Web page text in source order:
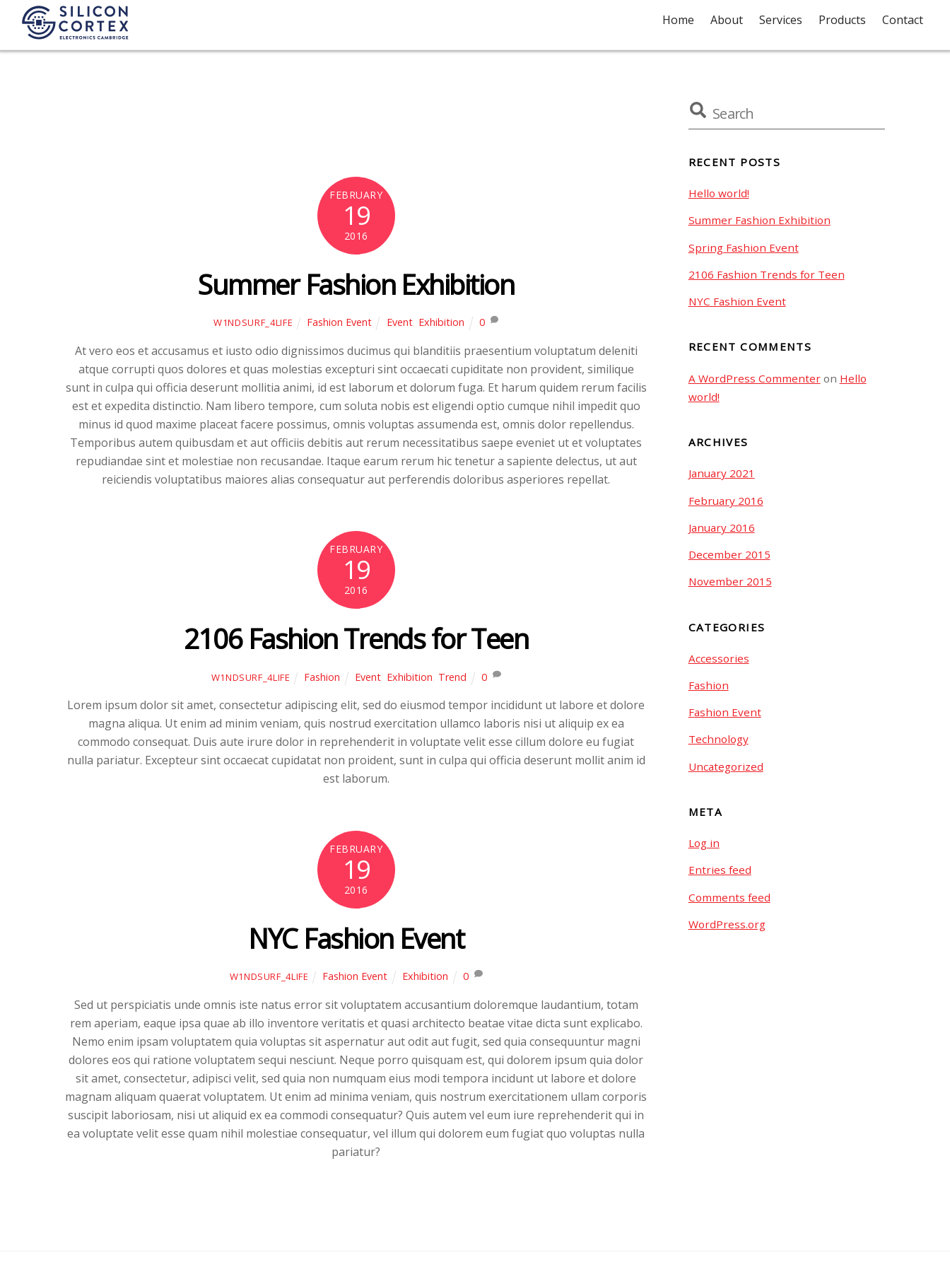
Home About Services Products Contact
FEBRUARY
19
2016
Summer Fashion Exhibition
W1NDSURF_4LIFE Fashion Event Event, Exhibition 0
At vero eos et accusamus et iusto odio dignissimos ducimus qui blanditiis praesentium voluptatum deleniti
atque corrupti quos dolores et quas molestias excepturi sint occaecati cupiditate non provident, similique
sunt in culpa qui officia deserunt mollitia animi, id est laborum et dolorum fuga. Et harum quidem rerum facilis
est et expedita distinctio. Nam libero tempore, cum soluta nobis est eligendi optio cumque nihil impedit quo
minus id quod maxime placeat facere possimus, omnis voluptas assumenda est, omnis dolor repellendus.
Temporibus autem quibusdam et aut officiis debitis aut rerum necessitatibus saepe eveniet ut et voluptates
repudiandae sint et molestiae non recusandae. Itaque earum rerum hic tenetur a sapiente delectus, ut aut
reiciendis voluptatibus maiores alias consequatur aut perferendis doloribus asperiores repellat.
FEBRUARY
19
2016
2106 Fashion Trends for Teen
W1NDSURF_4LIFE Fashion Event Exhibition Trend 0
Lorem ipsum dolor sit amet, consectetur adipiscing elit, sed do eiusmod tempor incididunt ut labore et dolore
magna aliqua. Ut enim ad minim veniam, quis nostrud exercitation ullamco laboris nisi ut aliquip ex ea
commodo consequat. Duis aute irure dolor in reprehenderit in voluptate velit esse cillum dolore eu fugiat
nulla pariatur. Excepteur sint occaecat cupidatat non proident, sunt in culpa qui officia deserunt mollit anim id
est laborum.
FEBRUARY
19
2016
NYC Fashion Event
W1NDSURF_4LIFE Fashion Event Exhibition 0
Sed ut perspiciatis unde omnis iste natus error sit voluptatem accusantium doloremque laudantium, totam
rem aperiam, eaque ipsa quae ab illo inventore veritatis et quasi architecto beatae vitae dicta sunt explicabo.
Nemo enim ipsam voluptatem quia voluptas sit aspernatur aut odit aut fugit, sed quia consequuntur magni
dolores eos qui ratione voluptatem sequi nesciunt. Neque porro quisquam est, qui dolorem ipsum quia dolor
sit amet, consectetur, adipisci velit, sed quia non numquam eius modi tempora incidunt ut labore et dolore
magnam aliquam quaerat voluptatem. Ut enim ad minima veniam, quis nostrum exercitationem ullam corporis
suscipit laboriosam, nisi ut aliquid ex ea commodi consequatur? Quis autem vel eum iure reprehenderit qui in
ea voluptate velit esse quam nihil molestiae consequatur, vel illum qui dolorem eum fugiat quo voluptas nulla
pariatur?
RECENT POSTS
Hello world!
Summer Fashion Exhibition
Spring Fashion Event
2106 Fashion Trends for Teen
NYC Fashion Event
RECENT COMMENTS
A WordPress Commenteron Hello
world!
ARCHIVES
January 2021
February 2016
January 2016
December 2015
November 2015
CATEGORIES
Accessories
Fashion
Fashion Event
Technology
Uncategorized
META
Log in
Entries feed
Comments feed
WordPress.org